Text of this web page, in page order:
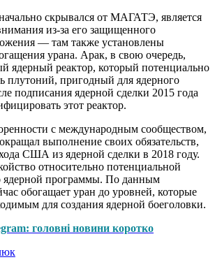
скрывался от МАГАТЭ, является
из-за его защищенного
— там также установлены
урана. Арак, в свою очередь,
ядерный реактор, который потенциально
плутоний, пригодный для ядерного
подписания ядерной сделки 2015 года
этот реактор.
с международным сообществом,
выполнение своих обязательств,
США из ядерной сделки в 2018 году.
относительно потенциальной
ядерной программы. По данным
обогащает уран до уровней, которые
для создания ядерной боеголовки.
головні новини коротко